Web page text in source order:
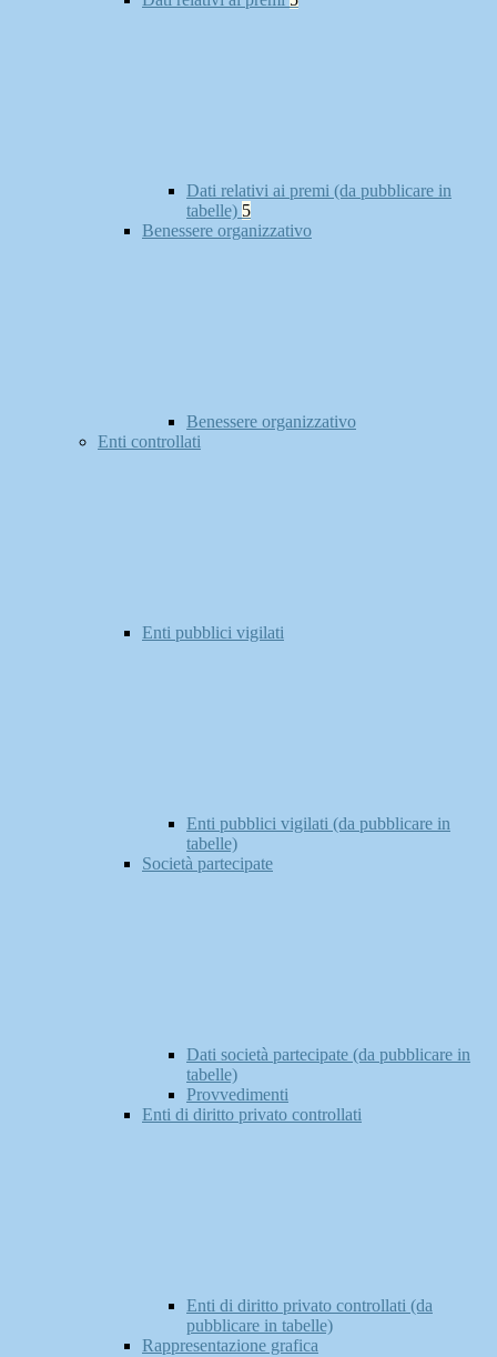
Dati relativi ai premi (da pubblicare in
tabelle) 5
Benessere organizzativo
Benessere organizzativo
Enti controllati
Enti pubblici vigilati
Enti pubblici vigilati (da pubblicare in
tabelle)
Società partecipate
Dati società partecipate (da pubblicare in
tabelle)
Provvedimenti
Enti di diritto privato controllati
Enti di diritto privato controllati (da
pubblicare in tabelle)
Rappresentazione grafica